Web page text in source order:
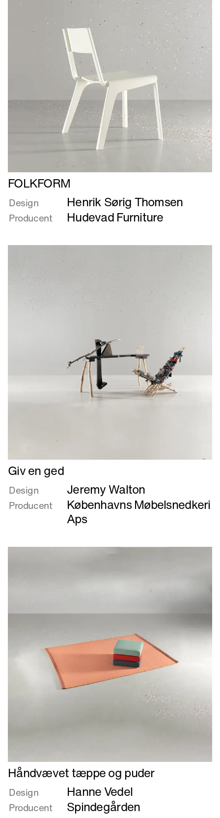
Læs
mere
om
FOLKFORM
FOLKFORM
Design Henrik Sørig Thomsen
Producent Hudevad Furniture
Læs
mere
om
Giv
en
Giv en ged
Design Jeremy Walton
Producent
Københavns Møbelsnedkeri
Aps
Læs
mere
om
Håndvævet
tæppe
Håndvævet tæppe og puder
Design Hanne Vedel
Producent Spindegården